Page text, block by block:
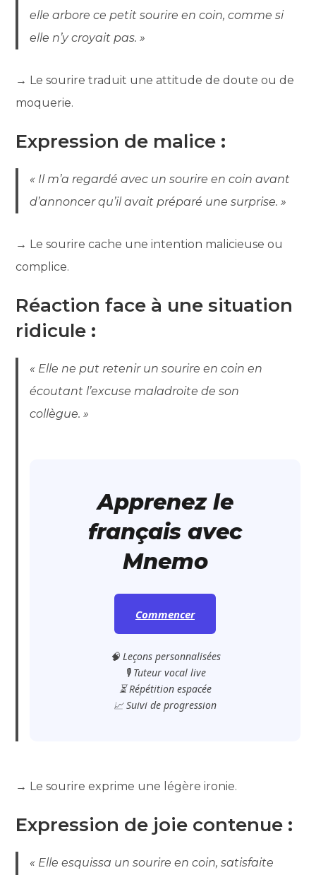
elle arbore ce petit sourire en coin, comme si
elle n’y croyait pas. »
→ Le sourire traduit une attitude de doute ou de
moquerie.
Expression de malice :
« Il m’a regardé avec un sourire en coin avant
d’annoncer qu’il avait préparé une surprise. »
→ Le sourire cache une intention malicieuse ou
complice.
Réaction face à une situation
ridicule :
« Elle ne put retenir un sourire en coin en
écoutant l’excuse maladroite de son
collègue. »
Apprenez le
français avec
Mnemo
Commencer
🧠 Leçons personnalisées
🎙️ Tuteur vocal live
⏳ Répétition espacée
📈 Suivi de progression
→ Le sourire exprime une légère ironie.
Expression de joie contenue :
« Elle esquissa un sourire en coin, satisfaite